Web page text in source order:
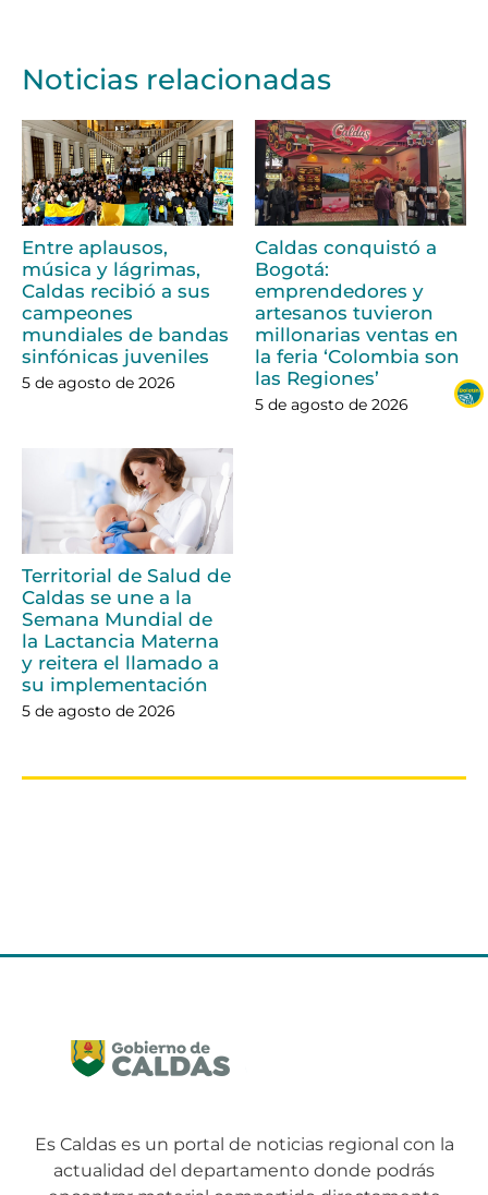
Noticias relacionadas
Entre aplausos,
música y lágrimas,
Caldas recibió a sus
campeones
mundiales de bandas
sinfónicas juveniles
5 de agosto de 2026
Caldas conquistó a
Bogotá:
emprendedores y
artesanos tuvieron
millonarias ventas en
la feria ‘Colombia son
las Regiones’
5 de agosto de 2026
Territorial de Salud de
Caldas se une a la
Semana Mundial de
la Lactancia Materna
y reitera el llamado a
su implementación
5 de agosto de 2026
Es Caldas es un portal de noticias regional con la
actualidad del departamento donde podrás